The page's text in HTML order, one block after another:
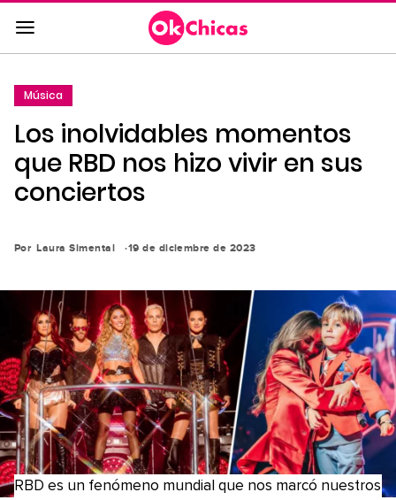
Saltar
al
contenido
la
navegación
principal
Música
Los inolvidables momentos
que RBD nos hizo vivir en sus
conciertos
Por Laura Simental 19 de diciembre de 2023
RBD es un fenómeno mundial que nos marcó nuestros